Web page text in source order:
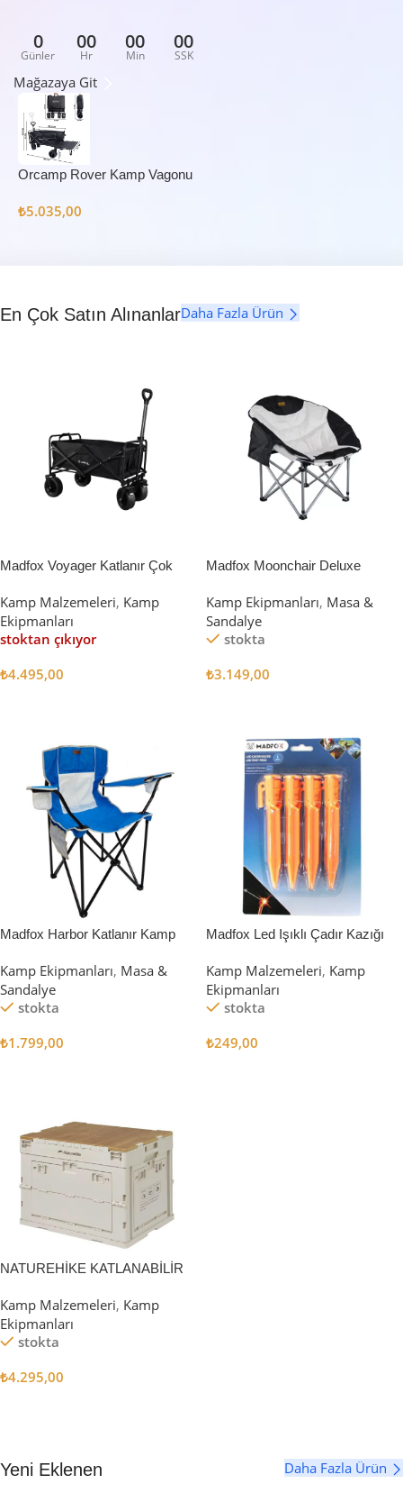
0
Günler
00
Hr
00
Min
00
SSK
Mağazaya Git
Orcamp Rover Kamp Vagonu
₺5.035,00
En Çok Satın AlınanlarDaha Fazla Ürün
Madfox Voyager Katlanır Çok
[Vagon] BLACK
Kamp Malzemeleri, Kamp
Ekipmanları
stoktan çıkıyor
₺4.495,00
Madfox Moonchair Deluxe
Siyah/Gri
Kamp Ekipmanları, Masa &
Sandalye
stokta
₺3.149,00
Madfox Harbor Katlanır Kamp
Kamp Ekipmanları, Masa &
Sandalye
stokta
₺1.799,00
Madfox Led Işıklı Çadır Kazığı
Kamp Malzemeleri, Kamp
Ekipmanları
stokta
₺249,00
NATUREHİKE KATLANABİLİR
Kamp Malzemeleri, Kamp
Ekipmanları
stokta
₺4.295,00
Yeni Eklenen Daha Fazla Ürün